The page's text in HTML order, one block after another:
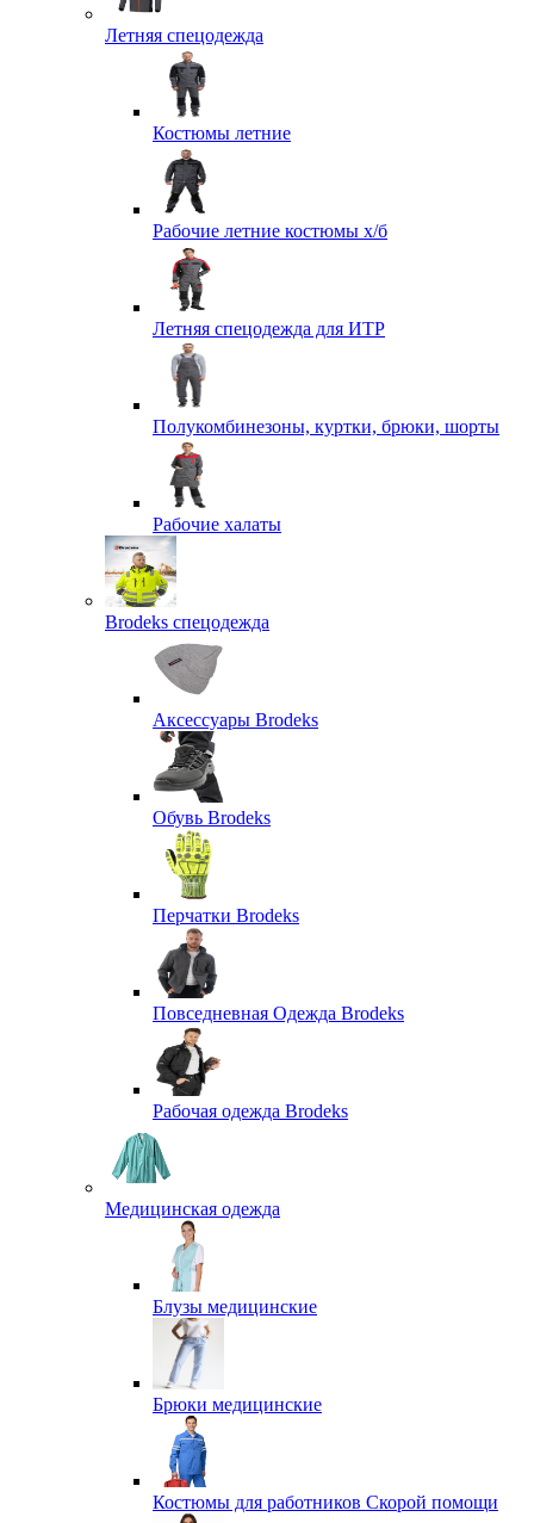
Летняя спецодежда
Костюмы летние
Рабочие летние костюмы х/б
Летняя спецодежда для ИТР
Полукомбинезоны, куртки, брюки, шорты
Рабочие халаты
Brodeks спецодежда
Аксессуары Brodeks
Обувь Brodeks
Перчатки Brodeks
Повседневная Одежда Brodeks
Рабочая одежда Brodeks
Медицинская одежда
Блузы медицинские
Брюки медицинские
Костюмы для работников Скорой помощи